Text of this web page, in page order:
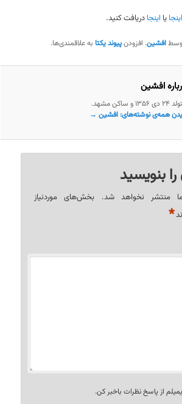
اینجا یا اینجا دریافت کنید.
افشین. افزودنپیوند یکتا به علاقمندی‌ها.
افشین
۱۳۵۶ و ساکن مشهد.
همه‌ی نوشته‌های: افشین →
بنویسید
منتشر نخواهد شد.
بخش‌های موردنیاز
*
از پاسخ نظرات باخبر کن.